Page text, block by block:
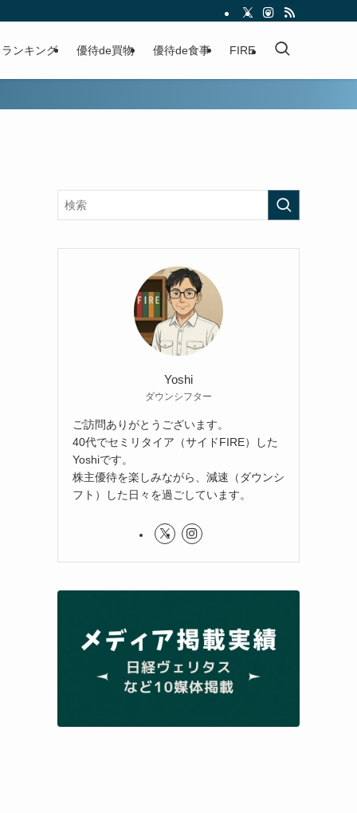
ランキング 優待de買物 優待de食事 FIRE
Yoshi
ダウンシフター
ご訪問ありがとうございます。
40代でセミリタイア（サイドFIRE）した
Yoshiです。
株主優待を楽しみながら、減速（ダウンシ
フト）した日々を過ごしています。